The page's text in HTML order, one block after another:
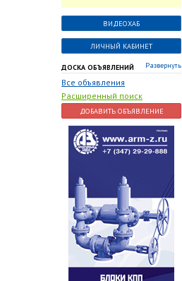
продукции конечному
потребителю?
ВИДЕОХАБ
ЛИЧНЫЙ КАБИНЕТ
ДОСКА ОБЪЯВЛЕНИЙ Развернуть
Все объявления
Расширенный поиск
ДОБАВИТЬ ОБЪЯВЛЕНИЕ